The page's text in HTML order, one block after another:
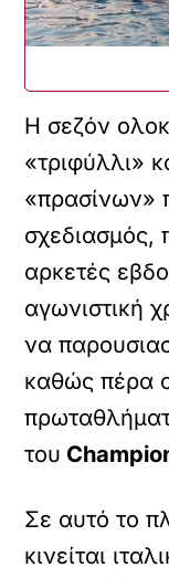
Η σεζόν
«τριφύλλι»
«πρασίνων»
σχεδιασμός,
αρκετές
αγωνιστική
να
καθώς πέρα
του
Σε αυτό το
κινείται